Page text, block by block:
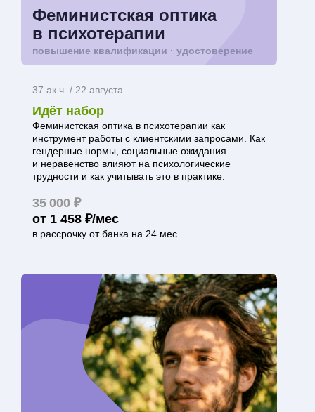
Феминистская оптика
в психотерапии
повышение квалификации · удостоверение
37 ак.ч. / 22 августа
Идёт набор
Феминистская оптика в психотерапии как
инструмент работы с клиентскими запросами. Как
гендерные нормы, социальные ожидания
и неравенство влияют на психологические
трудности и как учитывать это в практике.
35 000 ₽
от 1 458 ₽/мес
в рассрочку от банка на 24 мес